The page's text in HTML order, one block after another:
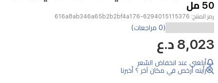
50 مل
رمز المنتج: 6294015115376-616a8ab346a65b2b2bf4a176
بالجاذبية
الراقية
لعطر
(0 مراجعات)
8,023 د.ع
أبلغني عند انخفاض السّعر
رأيته أرخص في مكان آخر ؟ أخبرنا